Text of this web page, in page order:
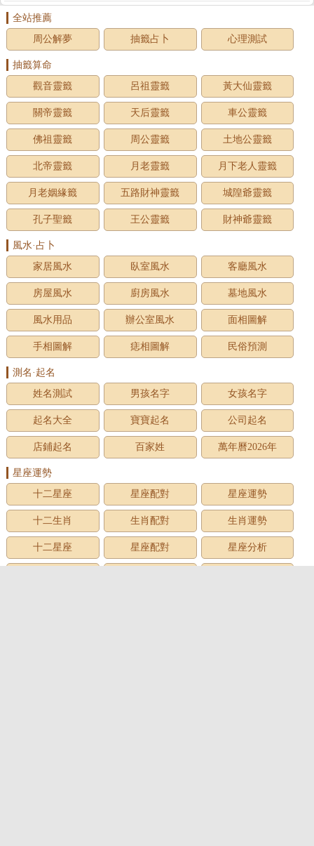
全站推薦
周公解夢
抽籤占卜 心理測試
抽籤算命
觀音靈籤
呂祖靈籤 黃大仙靈籤
關帝靈籤 天后靈籤 車公靈籤
佛祖靈籤 周公靈籤 土地公靈籤
北帝靈籤 月老靈籤 月下老人靈籤
月老姻緣籤 五路財神靈籤 城隍爺靈籤
孔子聖籤 王公靈籤 財神爺靈籤
風水·占卜
家居風水
臥室風水 客廳風水
房屋風水 廚房風水 墓地風水
風水用品 辦公室風水 面相圖解
手相圖解 痣相圖解 民俗預測
測名·起名
姓名測試
男孩名字 女孩名字
起名大全 寶寶起名 公司起名
店鋪起名 百家姓 萬年曆2026年
星座運勢
十二星座
星座配對 星座運勢
十二生肖 生肖配對 生肖運勢
十二星座 星座配對 星座分析